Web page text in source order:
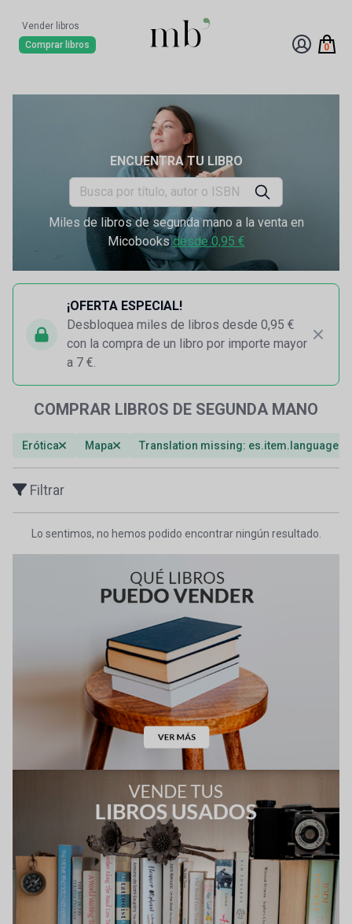
Vender libros
Comprar libros
0
ENCUENTRA TU LIBRO
Miles de libros de segunda mano a la venta en
Micobooksdesde 0,95 €
¡OFERTA ESPECIAL!
Desbloquea miles de libros desde 0,95 €
con la compra de un libro por importe mayor
a 7 €.
COMPRAR LIBROS DE SEGUNDA MANO
Erótica Mapa Translation missing:
Filtrar
Lo sentimos, no hemos podido encontrar ningún resultado.